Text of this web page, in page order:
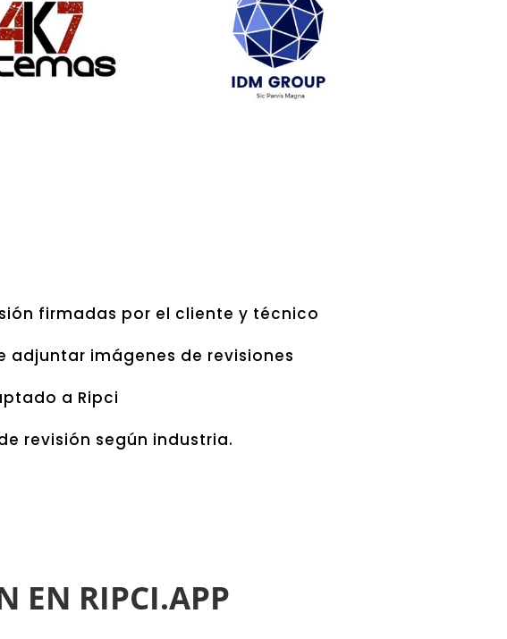
firmadas por el cliente y técnico
adjuntar imágenes de revisiones
a Ripci
revisión según industria.
EN RIPCI.APP